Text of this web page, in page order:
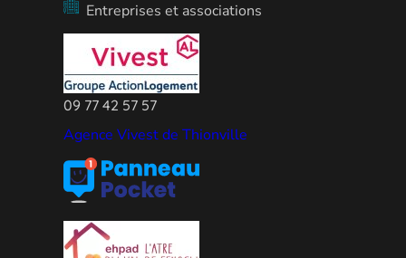
Entreprises et associations
09 77 42 57 57
Agence Vivest de Thionville